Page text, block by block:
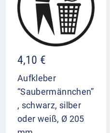
Bodenklappe:
Bodenscharnier:
Befestigungsschiene:
angschweißte
Einwurföffnung in der
4,10 €
Aufkleber
“Saubermännchen”
, schwarz, silber
oder weiß, Ø 205